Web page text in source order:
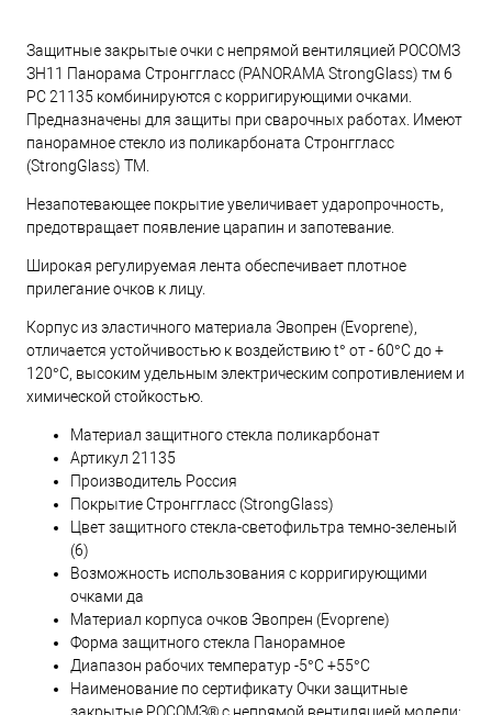
Защитные закрытые очки с непрямой вентиляцией РОСОМЗ
ЗН11 Панорама Стронггласс (PANORAMA StrongGlass) тм 6
PC 21135 комбинируются с корригирующими очками.
Предназначены для защиты при сварочных работах. Имеют
панорамное стекло из поликарбоната Стронггласс
(StrongGlass) TM.
Незапотевающее покрытие увеличивает ударопрочность,
предотвращает появление царапин и запотевание.
Широкая регулируемая лента обеспечивает плотное
прилегание очков к лицу.
Корпус из эластичного материала Эвопрен (Evoprene),
отличается устойчивостью к воздействию t° от - 60°С до +
120°С, высоким удельным электрическим сопротивлением и
химической стойкостью.
Материал защитного стекла поликарбонат
Артикул 21135
Производитель Россия
Покрытие Стронггласс (StrongGlass)
Цвет защитного стекла-светофильтра темно-зеленый
(6)
Возможность использования с корригирующими
очками да
Материал корпуса очков Эвопрен (Evoprene)
Форма защитного стекла Панорамное
Диапазон рабочих температур -5°C +55°C
Наименование по сертификату Очки защитные